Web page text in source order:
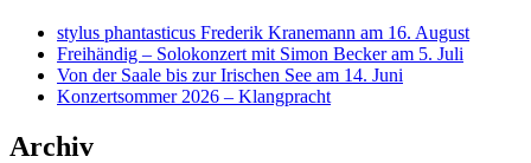
stylus phantasticus Frederik Kranemann am 16. August
Freihändig – Solokonzert mit Simon Becker am 5. Juli
Von der Saale bis zur Irischen See am 14. Juni
Konzertsommer 2026 – Klangpracht
Archiv